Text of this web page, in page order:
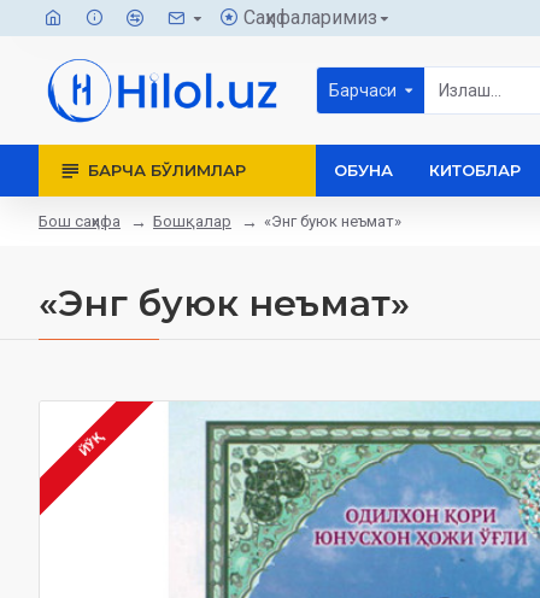
Саҳифаларимиз
Барчаси
БАРЧА БЎЛИМЛАР ОБУНА КИТОБЛАР
Бош саҳифа Бошқалар «Энг буюк неъмат»
«Энг буюк неъмат»
ЙЎҚ